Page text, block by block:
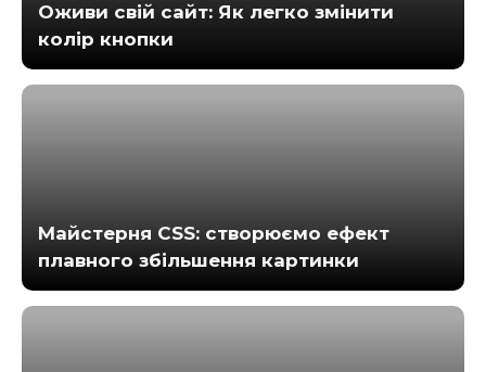
Оживи свій сайт: Як легко змінити
колір кнопки
Майстерня CSS: створюємо ефект
плавного збільшення картинки